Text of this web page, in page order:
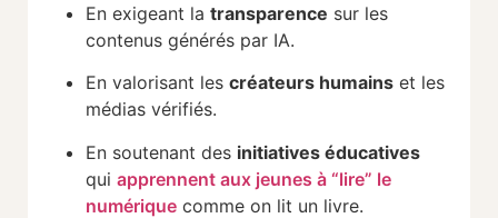
En exigeant la transparence sur les
contenus générés par IA.
En valorisant les créateurs humains et les
médias vérifiés.
En soutenant des initiatives éducatives
qui apprennent aux jeunes à “lire” le
numérique comme on lit un livre.